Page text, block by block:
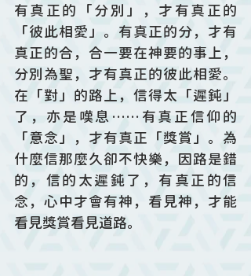
有真正的「分別」，才有真正的
「彼此相愛」。有真正的分，才有
真正的合，合一要在神要的事上，
分別為聖，才有真正的彼此相愛。
在「對」的路上，信得太「遲鈍」
了，亦是嘆息……有真正信仰的
「意念」，才有真正「獎賞」。為
什麼信那麼久卻不快樂，因路是錯
的，信的太遲鈍了，有真正的信
念，心中才會有神，看見神，才能
看見獎賞看見道路。